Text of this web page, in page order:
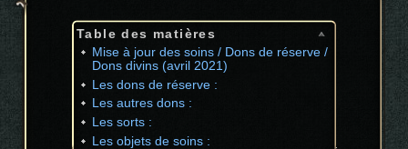
Table des matières
Mise à jour des soins / Dons de réserve /
Dons divins (avril 2021)
Les dons de réserve :
Les autres dons :
Les sorts :
Les objets de soins :